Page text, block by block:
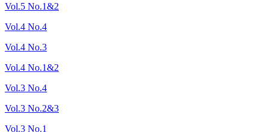
Vol.5 No.1&2
Vol.4 No.4
Vol.4 No.3
Vol.4 No.1&2
Vol.3 No.4
Vol.3 No.2&3
Vol.3 No.1